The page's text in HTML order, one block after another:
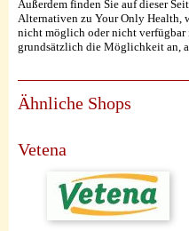
Außerdem finden Sie auf dieser
Alternativen zu Your Only Health,
nicht möglich oder nicht verfügbar
grundsätzlich die Möglichkeit an,
Ähnliche Shops
Vetena